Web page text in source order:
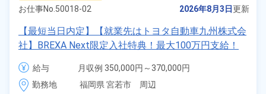
正社員 ※無期雇用派遣
期間従業員
こだわり 選択してください
お仕事No. 50018-02 2026年8月3日更新
【最短当日内定】【就業先はトヨタ自動車九州株式会
社】BREXA Next限定入社特典！最大100万円支給！
寮費無料！昇給＆業績賞与あり！相当支給★大手自動
車メーカーで車の組立・溶接・塗装作業！未経験歓迎
♪昇給＆業績賞与など各種手当も充実！備品付き1R寮
給与
月収例 350,000円～370,000円
給与 255,000円～255,000円
勤務地
福岡県 宮若市　周辺